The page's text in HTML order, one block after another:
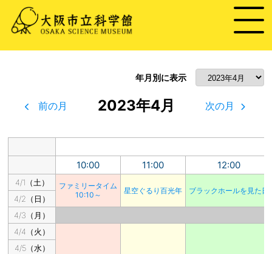
年月別に表示
前の月 2023年4月 次の月
10:00 11:00 12:00
4/1（土）
ファミリータイム
10:10～
星空ぐるり百光年 ブラックホールを見た日
4/2（日）
4/3（月）
4/4（火）
4/5（水）